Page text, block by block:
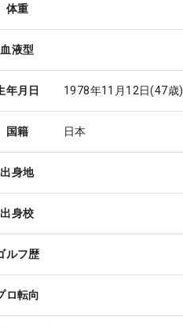
体重
血液型
年月日 1978年11月12日(47歳)
国籍 日本
出身地
出身校
ルフ歴
ロ転向